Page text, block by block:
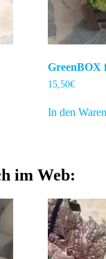
GreenBOX
15,50€
In den
im Web: